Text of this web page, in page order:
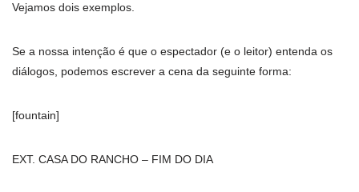
Vejamos dois exemplos.
Se a nossa intenção é que o espectador (e o leitor) entenda os
diálogos, podemos escrever a cena da seguinte forma:
[fountain]
EXT. CASA DO RANCHO – FIM DO DIA